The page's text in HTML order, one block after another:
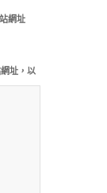
網址
址，以